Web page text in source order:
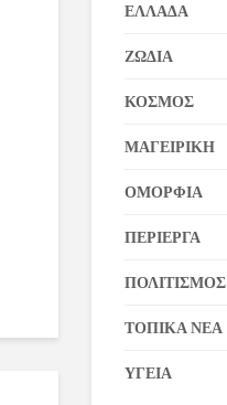
ΕΛΛΑΔΑ
ΖΩΔΙΑ
ΚΟΣΜΟΣ
ΜΑΓΕΙΡΙΚΗ
ΟΜΟΡΦΙΑ
ΠΕΡΙΕΡΓΑ
ΠΟΛΙΤΙΣΜΟΣ
ΤΟΠΙΚΑ ΝΕΑ
ΥΓΕΙΑ